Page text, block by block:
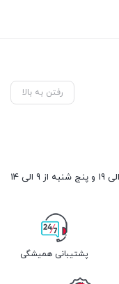
رفتن به بالا
پشتیبانی همیشگی